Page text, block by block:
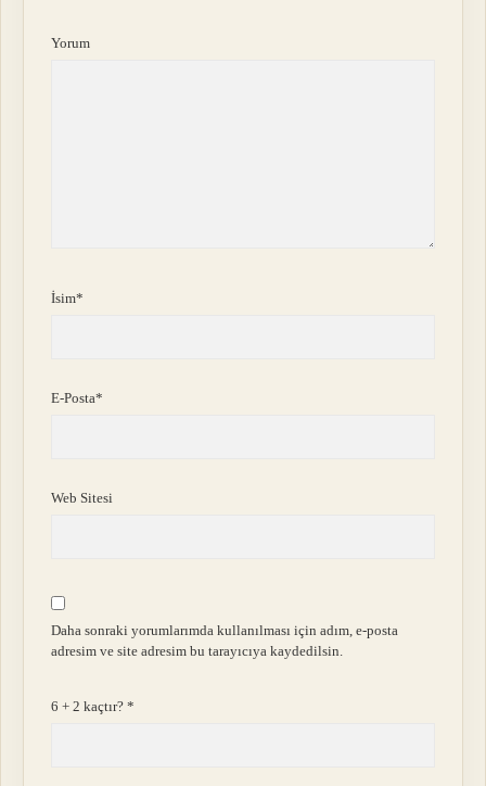
Yorum
İsim*
E-Posta*
Web Sitesi
Daha sonraki yorumlarımda kullanılması için adım, e-posta
adresim ve site adresim bu tarayıcıya kaydedilsin.
6 + 2 kaçtır?*